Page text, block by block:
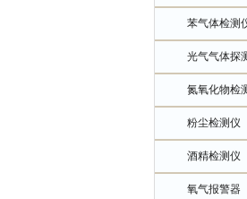
苯气体检测
光气气体探
氮氧化物检
粉尘检测仪
酒精检测仪
氧气报警器